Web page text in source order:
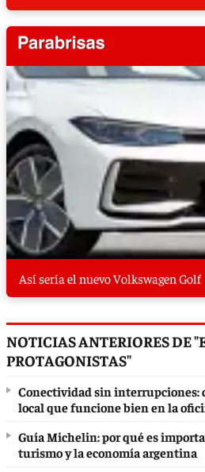
Así sería el nuevo Volkswagen Golf
NOTICIAS ANTERIORES DE
PROTAGONISTAS"
Conectividad sin interrupciones:
local que funcione bien en la
Guía Michelin: por qué es
turismo y la economía argentina